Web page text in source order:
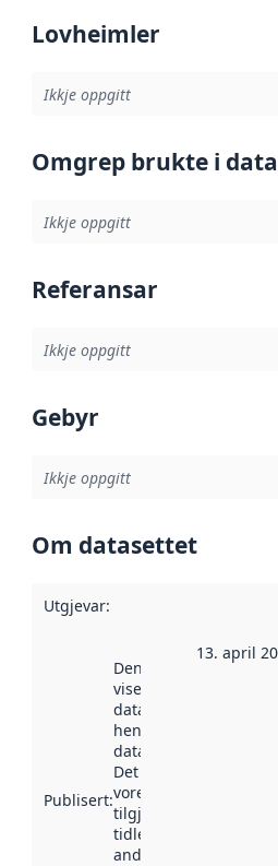
Lovheimler
Ikkje oppgitt
Omgrep brukte i
Ikkje oppgitt
Referansar
Ikkje oppgitt
Gebyr
Ikkje oppgitt
Om datasettet
Utgjevar:
Publisert:
Denne datoen
viser når
datasettet vart
henta inn av
data.norge.no.
Det kan ha
vore
tilgjengeleg
tidlegare
andre stader.
13. april